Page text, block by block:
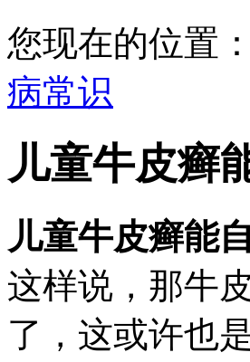
您现在的位置：
病常识
儿童牛皮癣
儿童牛皮癣能
这样说，那牛
了，这或许也